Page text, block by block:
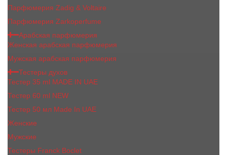
Парфюмерия Zadig & Voltaire
Парфюмерия Zarkoperfume
Арабская парфюмерия
Женская арабская парфюмерия
Мужская арабская парфюмерия
Тестеры духов
Тестер 35 ml MADE IN UAE
Тестер 60 ml NEW
Тестер 50 мл Made In UAE
Женские
Мужские
Тестеры Franck Boclet